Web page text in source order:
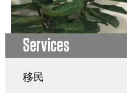
Services
移民